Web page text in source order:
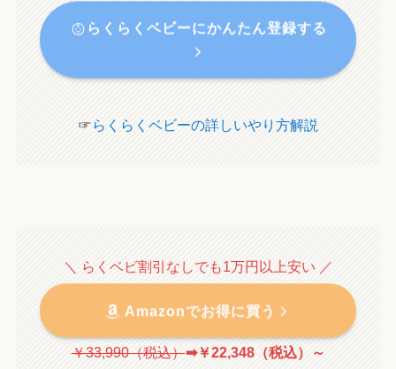
らくらくベビーにかんたん登録する
☞らくらくベビーの詳しいやり方解説
＼ らくベビ割引なしでも1万円以上安い ／
Amazonでお得に買う
￥33,990（税込）➡￥22,348（税込）～